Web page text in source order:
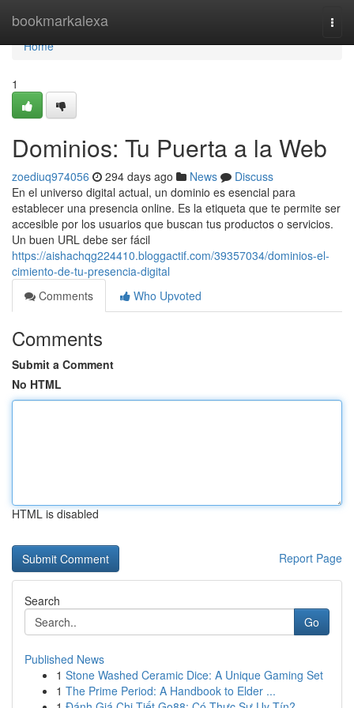
bookmarkalexa
Home
Home
1
Dominios: Tu Puerta a la Web
zoediuq974056 294 days ago News
Discuss
En el universo digital actual, un dominio es esencial para
establecer una presencia online. Es la etiqueta que te permite ser
accesible por los usuarios que buscan tus productos o servicios.
Un buen URL debe ser fácil
https://aishachqg224410.bloggactif.com/39357034/dominios-el-
cimiento-de-tu-presencia-digital
Comments
Who Upvoted
Comments
Submit a Comment
No HTML
HTML is disabled
Report Page
Search
Go
Published News
1 Stone Washed Ceramic Dice: A Unique Gaming Set
1 The Prime Period: A Handbook to Elder ...